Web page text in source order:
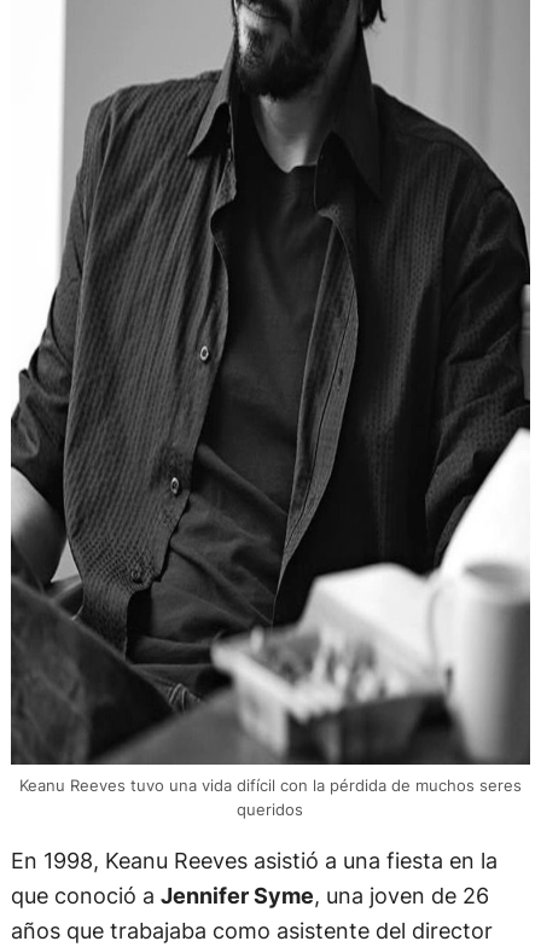
Keanu Reeves tuvo una vida difícil con la pérdida de muchos seres
queridos
En 1998, Keanu Reeves asistió a una fiesta en la
que conoció a Jennifer Syme, una joven de 26
años que trabajaba como asistente del director